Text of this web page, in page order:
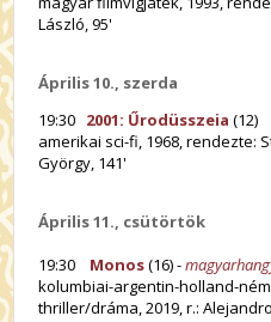
László, 95'
Április 10., szerda
19:30 2001: Űrodüsszeia(12)
amerikai sci-fi, 1968, rendezte:
György, 141'
Április 11., csütörtök
19:30 Monos(16) -
kolumbiai-argentin-holland-
thriller/dráma, 2019, r.: